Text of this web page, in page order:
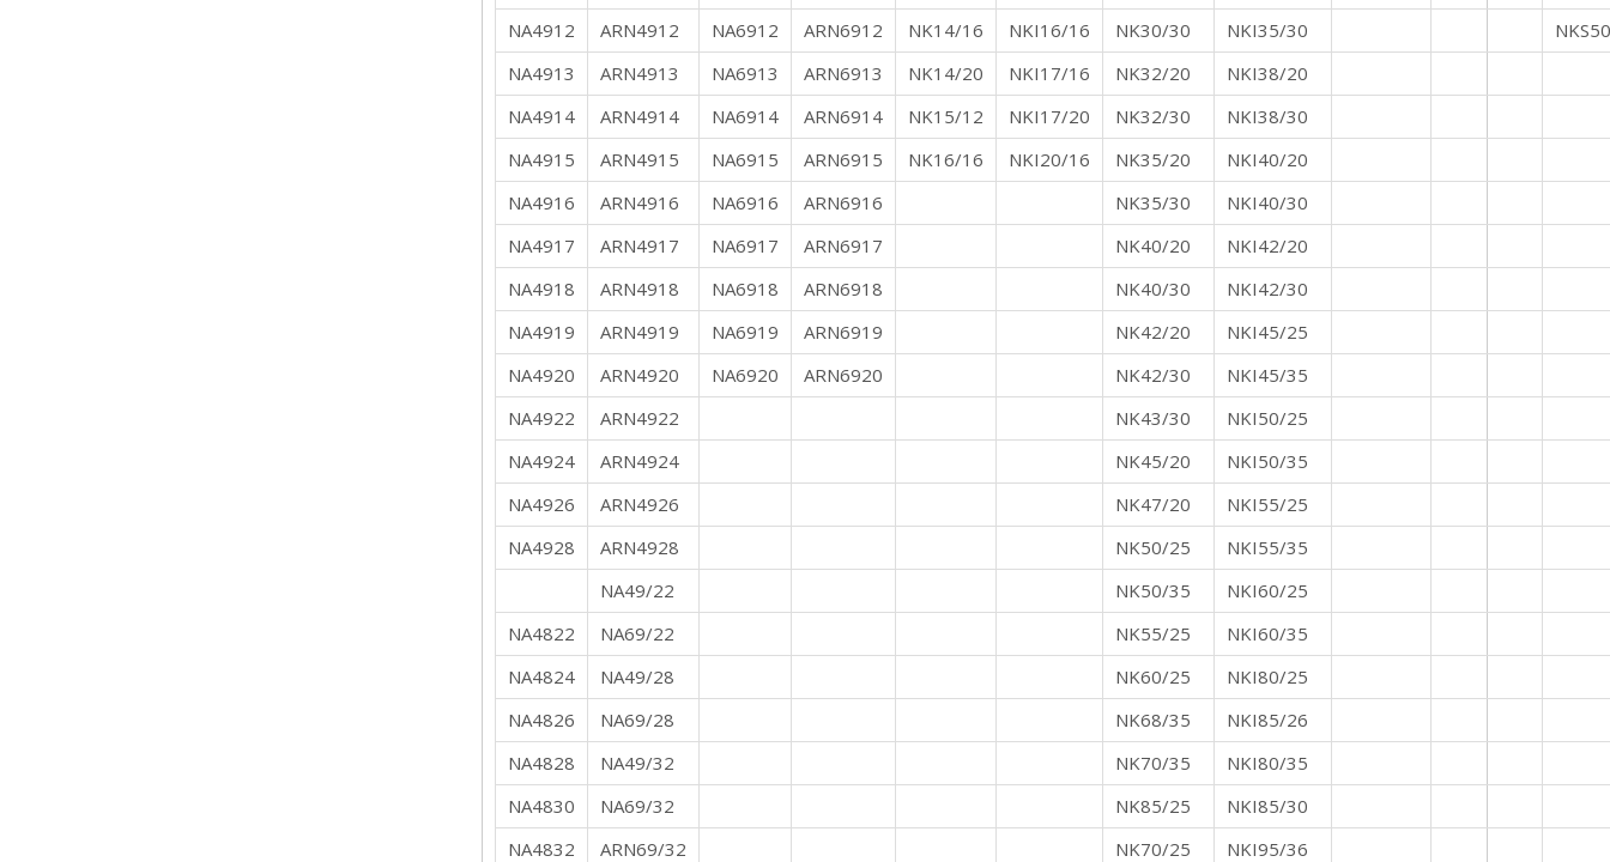
NA4912
ARN4912 NA6912 ARN6912 NK14/16 NKI16/16 NK30/30 NKI35/30
NKS50
NA4913
ARN4913 NA6913 ARN6913 NK14/20 NKI17/16 NK32/20
NKI38/20
NA4914
ARN4914 NA6914 ARN6914 NK15/12 NKI17/20 NK32/30
NKI38/30
NA4915
ARN4915 NA6915 ARN6915 NK16/16 NKI20/16 NK35/20
NKI40/20
NA4916
ARN4916 NA6916 ARN6916 NK35/30
NKI40/30
NA4917
ARN4917 NA6917 ARN6917 NK40/20
NKI42/20
NA4918
ARN4918 NA6918 ARN6918 NK40/30
NKI42/30
NA4919
ARN4919 NA6919 ARN6919 NK42/20
NKI45/25
NA4920
ARN4920 NA6920 ARN6920 NK42/30
NKI45/35
NA4922
ARN4922 NK43/30
NKI50/25
NA4924
ARN4924 NK45/20
NKI50/35
NA4926
ARN4926 NK47/20
NKI55/25
NA4928
ARN4928 NK50/25
NKI55/35
NA49/22
NK50/35
NKI60/25
NA4822
NA69/22 NK55/25
NKI60/35
NA4824
NA49/28 NK60/25
NKI80/25
NA4826
NA69/28 NK68/35
NKI85/26
NA4828
NA49/32 NK70/35
NKI80/35
NA4830
NA69/32 NK85/25
NKI85/30
NA4832
ARN69/32 NK70/25
NKI95/36